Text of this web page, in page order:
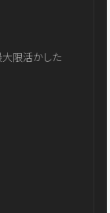
大限活かした